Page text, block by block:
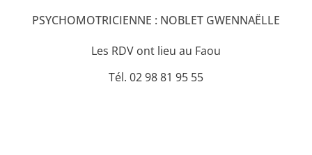
PSYCHOMOTRICIENNE : NOBLET GWENNAËLLE
Les RDV ont lieu au Faou
Tél. 02 98 81 95 55